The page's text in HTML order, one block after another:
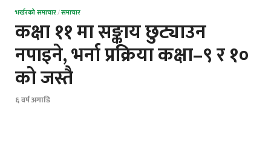
भर्खरको समाचार/समाचार
कक्षा ११ मा सङ्काय छुट्याउन
नपाइने, भर्ना प्रक्रिया कक्षा–९ र १०
को जस्तै
६ वर्ष अगाडि